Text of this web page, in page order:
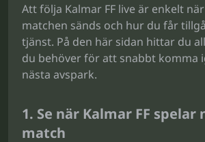
Att följa Kalmar FF live är enkelt
matchen sänds och hur du får
tjänst. På den här sidan hittar du
du behöver för att snabbt komma
nästa avspark.
1. Se när Kalmar FF spelar
match